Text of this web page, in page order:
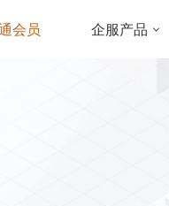
会员 企服产品